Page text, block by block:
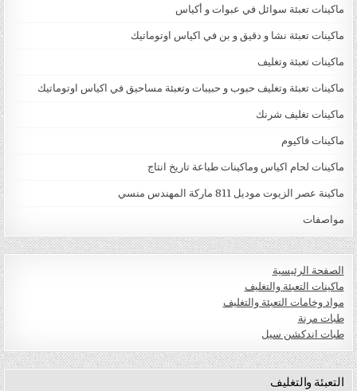
ماكينات تعبئة سوائل في عبوات و أكياس
ماكينات تعبئة نشا و دقيق و بن في اكياس اوتوماتيك
ماكينات تعبئة وتغليف
ماكينات تعبئة وتغليف حبوب و حبيبات وتعبئة مساحيق في اكياس اوتوماتيك
ماكينات تغليف شرنك
ماكينات فاكيوم
ماكينات لحام اكياس وماكينات طباعة تاريخ انتاج
ماكينة عصر الزيوت موديل 811 ماركة المهندس منسي
مواصفات
الصفحة الرئيسية
ماكينات التعبئة والتغليف
مواد وخامات التعبئة والتغليف
طبات مرنة
طبات اندكشن سيل
التعبئة والتغليف